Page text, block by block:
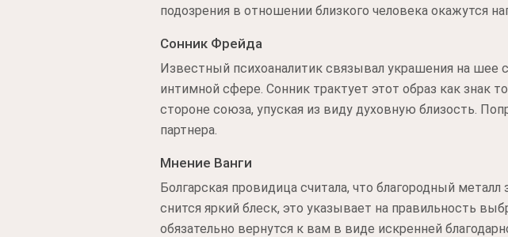
подозрения в отношении близкого человека окажутся
Сонник Фрейда
Известный психоаналитик связывал украшения на шее
интимной сфере. Сонник трактует этот образ как знак
стороне союза, упуская из виду духовную близость.
партнера.
Мнение Ванги
Болгарская провидица считала, что благородный
снится яркий блеск, это указывает на правильность
обязательно вернутся к вам в виде искренней